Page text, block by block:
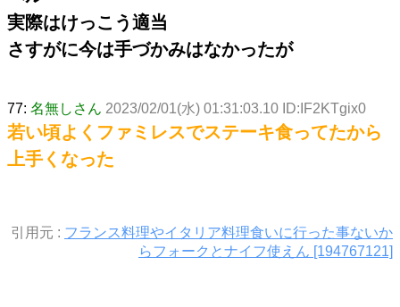
実際はけっこう適当
さすがに今は手づかみはなかったが
77: 名無しさん 2023/02/01(水) 01:31:03.10 ID:IF2KTgix0
若い頃よくファミレスでステーキ食ってたから
上手くなった
引用元 : フランス料理やイタリア料理食いに行った事ないか
らフォークとナイフ使えん [194767121]